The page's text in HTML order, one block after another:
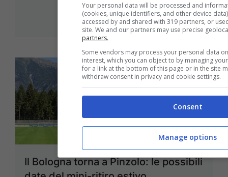
Il Bologna torna a Pinzolo: le possibili
Your personal data will be processed and
(cookies, unique identifiers, and other device
accessed by and shared with 319 partners, or
site. We and our partners may use precise
partners.
Some vendors may process your personal data
interest, which you can object to by managing
for a link at the bottom of this page or in the site
withdraw consent in privacy and cookie settings.
Consent
Manage options